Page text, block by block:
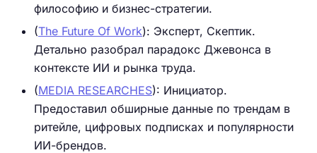
философию и бизнес-стратегии.
(The Future Of Work): Эксперт, Скептик.
Детально разобрал парадокс Джевонса в
контексте ИИ и рынка труда.
(MEDIA RESEARCHES): Инициатор.
Предоставил обширные данные по трендам в
ритейле, цифровых подписках и популярности
ИИ-брендов.